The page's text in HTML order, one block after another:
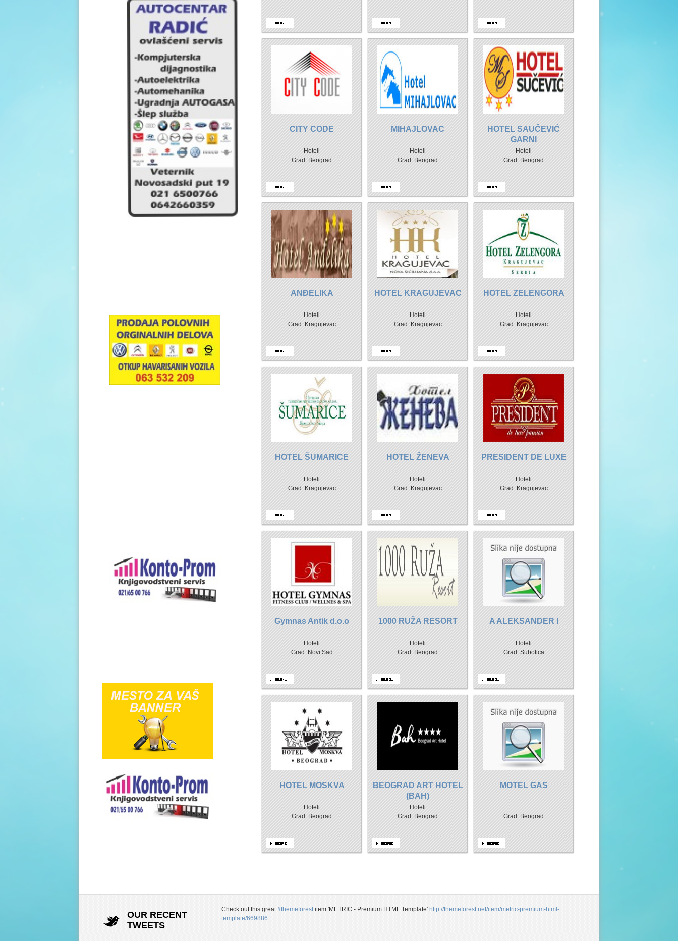
CITY CODE
Hoteli
Grad: Beograd
MIHAJLOVAC
Hoteli
Grad: Beograd
HOTEL SAUČEVIĆ
GARNI
Hoteli
Grad: Beograd
ANĐELIKA
Hoteli
Grad: Kragujevac
HOTEL KRAGUJEVAC
Hoteli
Grad: Kragujevac
HOTEL ZELENGORA
Hoteli
Grad: Kragujevac
HOTEL ŠUMARICE
Hoteli
Grad: Kragujevac
HOTEL ŽENEVA
Hoteli
Grad: Kragujevac
PRESIDENT DE LUXE
Hoteli
Grad: Kragujevac
Gymnas Antik d.o.o
Hoteli
Grad: Novi Sad
1000 RUŽA RESORT
Hoteli
Grad: Beograd
A ALEKSANDER I
Hoteli
Grad: Subotica
HOTEL MOSKVA
Hoteli
Grad: Beograd
BEOGRAD ART HOTEL
(BAH)
Hoteli
Grad: Beograd
MOTEL GAS
Grad: Beograd
OUR RECENT
TWEETS
Check out this great#themeforestitem 'METRIC - Premium HTML Template' http://themeforest.net/item/metric-premium-html-
template/669886